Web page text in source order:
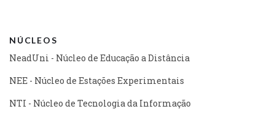
NÚCLEOS
NeadUni - Núcleo de Educação a Distância
NEE - Núcleo de Estações Experimentais
NTI - Núcleo de Tecnologia da Informação